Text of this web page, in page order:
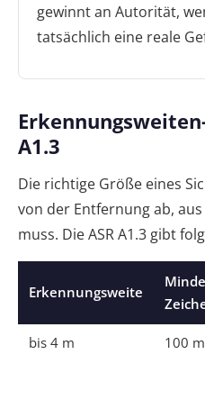
gewinnt an Autorität,
tatsächlich eine reale
A1.3
Die richtige Größe eines
von der Entfernung ab,
muss. Die ASR A1.3 gibt
Erkennungsweite
bis 4 m 100